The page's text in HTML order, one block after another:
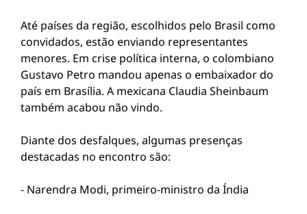
Até países da região, escolhidos pelo Brasil como
convidados, estão enviando representantes
menores. Em crise política interna, o colombiano
Gustavo Petro mandou apenas o embaixador do
país em Brasília. A mexicana Claudia Sheinbaum
também acabou não vindo.
Diante dos desfalques, algumas presenças
destacadas no encontro são:
- Narendra Modi, primeiro-ministro da Índia